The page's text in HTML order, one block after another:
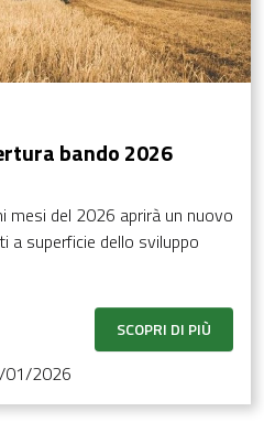
bando 2026
mesi del 2026 aprirà un nuovo
a superficie dello sviluppo
SCOPRI DI PIÙ
01/2026